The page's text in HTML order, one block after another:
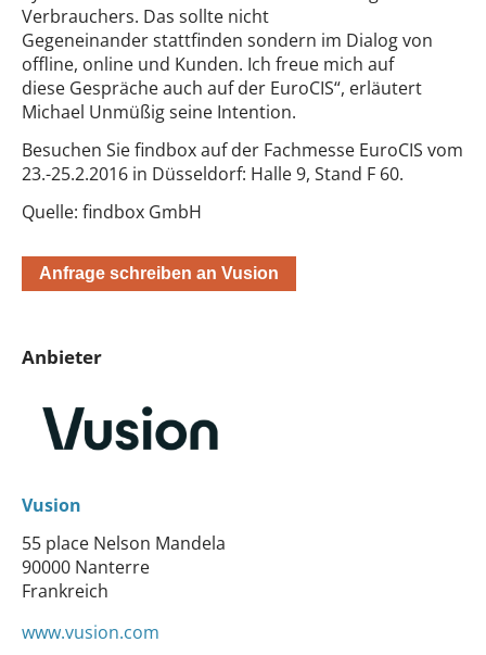
Verbrauchers. Das sollte nicht
Gegeneinander stattfinden sondern im Dialog von
offline, online und Kunden. Ich freue mich auf
diese Gespräche auch auf der EuroCIS“, erläutert
Michael Unmüßig seine Intention.
Besuchen Sie findbox auf der Fachmesse EuroCIS vom
23.-25.2.2016 in Düsseldorf: Halle 9, Stand F 60.
Quelle: findbox GmbH
Anfrage schreiben an Vusion
Anbieter
Vusion
55 place Nelson Mandela
90000 Nanterre
Frankreich
www.vusion.com